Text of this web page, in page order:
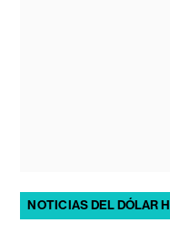
NOTICIAS DEL DÓLAR